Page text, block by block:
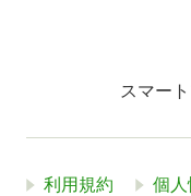
スマー
利用規約 個